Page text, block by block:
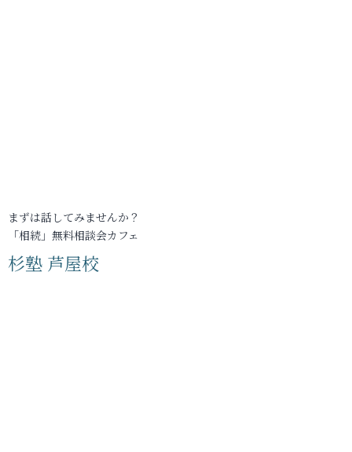
まずは話してみませんか？
「相続」無料相談会カフェ
杉塾 芦屋校